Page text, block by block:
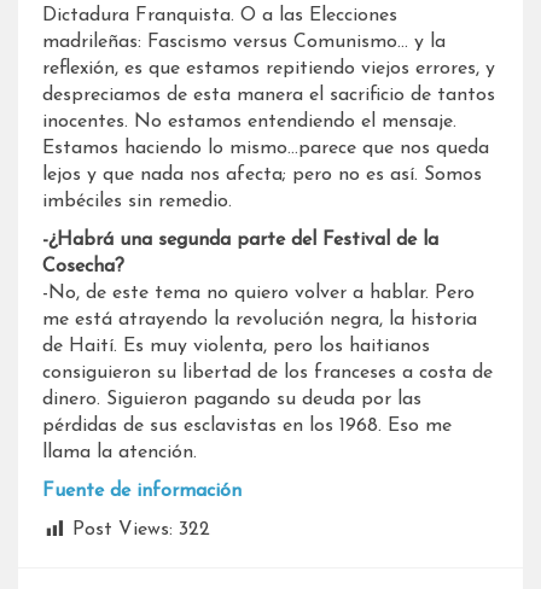
Dictadura Franquista. O a las Elecciones
madrileñas: Fascismo versus Comunismo… y la
reflexión, es que estamos repitiendo viejos errores, y
despreciamos de esta manera el sacrificio de tantos
inocentes. No estamos entendiendo el mensaje.
Estamos haciendo lo mismo…parece que nos queda
lejos y que nada nos afecta; pero no es así. Somos
imbéciles sin remedio.
-¿Habrá una segunda parte del Festival de la
Cosecha?
-No, de este tema no quiero volver a hablar. Pero
me está atrayendo la revolución negra, la historia
de Haití. Es muy violenta, pero los haitianos
consiguieron su libertad de los franceses a costa de
dinero. Siguieron pagando su deuda por las
pérdidas de sus esclavistas en los 1968. Eso me
llama la atención.
Fuente de información
Post Views: 322